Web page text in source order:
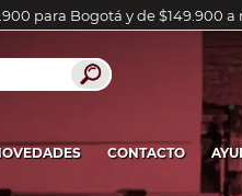
para Bogotá y de $149.900
CONTACTO